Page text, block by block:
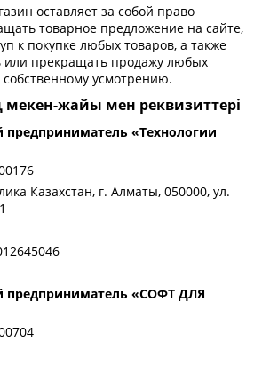
оставляет за собой право
товарное предложение на сайте,
к покупке любых товаров, а также
или прекращать продажу любых
усмотрению.
жайы мен реквизиттері
«Технологии
Казахстан, г. Алматы, 050000, ул.
предприниматель «СОФТ ДЛЯ